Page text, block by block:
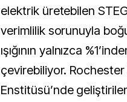
elektrik üretebilen
verimlilik sorunuyla
ışığının yalnızca
çevirebiliyor.
Enstitüsü’nde